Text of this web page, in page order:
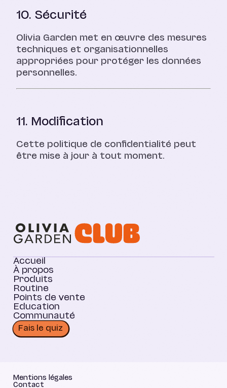
10. Sécurité
Olivia Garden met en œuvre des mesures
techniques et organisationnelles
appropriées pour protéger les données
personnelles.
11. Modification
Cette politique de confidentialité peut
être mise à jour à tout moment.
Accueil
À propos
Produits
Routine
Points de vente
Education
Communauté
Fais le quiz
Mentions légales
Contact